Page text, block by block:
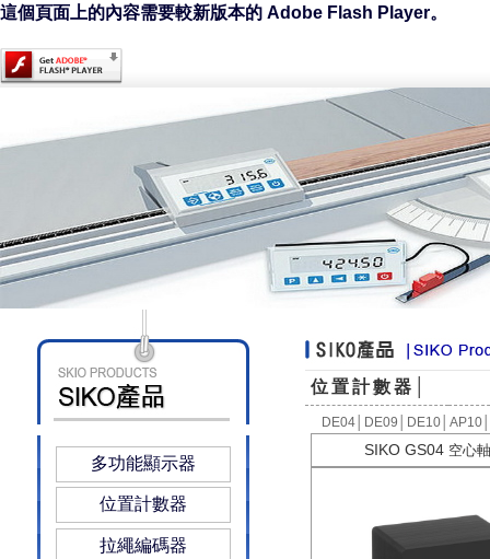
這個頁面上的內容需要較新版本的 Adobe Flash Player。
位置計數器│
DE04 DE09 DE10 AP10
SIKO GS04 空心
多功能顯示器
位置計數器
拉繩編碼器